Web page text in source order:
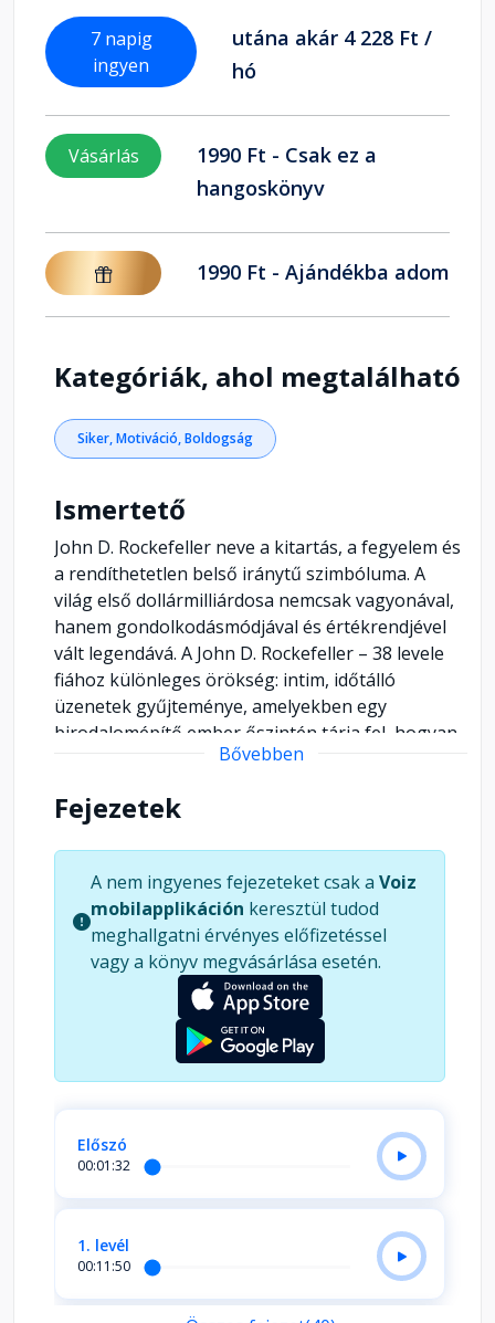
7 napig
ingyen
utána akár 4 228 Ft /
hó
Vásárlás
1990 Ft - Csak ez a
hangoskönyv
1990 Ft - Ajándékba adom
Kategóriák, ahol megtalálható
Siker, Motiváció, Boldogság
Ismertető
John D. Rockefeller neve a kitartás, a fegyelem és
a rendíthetetlen belső iránytű szimbóluma. A
világ első dollármilliárdosa nemcsak vagyonával,
hanem gondolkodásmódjával és értékrendjével
vált legendává. A John D. Rockefeller – 38 levele
fiához különleges örökség: intim, időtálló
üzenetek gyűjteménye, amelyekben egy
birodalomépítő ember őszintén tárja fel, hogyan
érdemes élni, dolgozni és gondolkodni. Ezek a
hatalmas életmű esszenciái. Rockefeller beszél a
amely minden tartós siker alapja. Bölcsessége ma
talán még értékesebb, mint valaha. Ez a könyv
mindazoknak szól, akik nemcsak anyagi fejlődést,
hanem belső tartást, tisztánlátást és valódi
értékeket keresnek. Egy időtálló útmutató egy
gazdagabb, tartalmasabb élethez.
Bővebben
Fejezetek
A nem ingyenes fejezeteket csak a Voiz
mobilapplikáción keresztül tudod
meghallgatni érvényes előfizetéssel
vagy a könyv megvásárlása esetén.
Előszó
00:01:32
1. levél
00:11:50